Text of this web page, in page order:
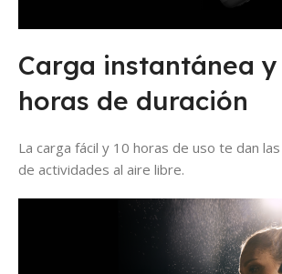
Carga instantánea y
horas de duración
La carga fácil y 10 horas de uso te dan
de actividades al aire libre.